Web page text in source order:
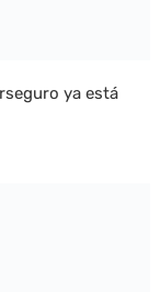
ya está